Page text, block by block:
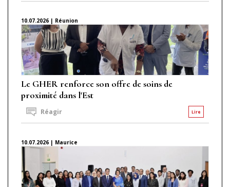
10.07.2026 | Réunion
Le GHER renforce son offre de soins de
proximité dans l'Est
Lire
Réagir
10.07.2026 | Maurice